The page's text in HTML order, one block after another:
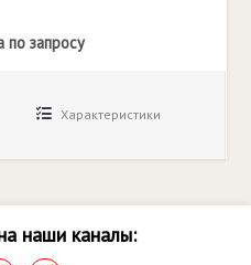
по запросу
Характеристики
наши каналы: